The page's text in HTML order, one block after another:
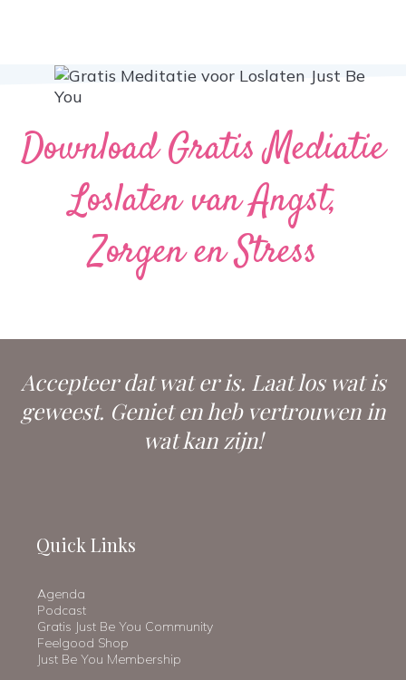
Download Gratis Mediatie
Loslaten van Angst,
Zorgen en Stress
Accepteer dat wat er is. Laat los wat is
geweest. Geniet en heb vertrouwen in
wat kan zijn!
Quick Links
Agenda
Podcast
Gratis Just Be You Community
Feelgood Shop
Just Be You Membership